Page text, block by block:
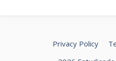
Privacy Policy